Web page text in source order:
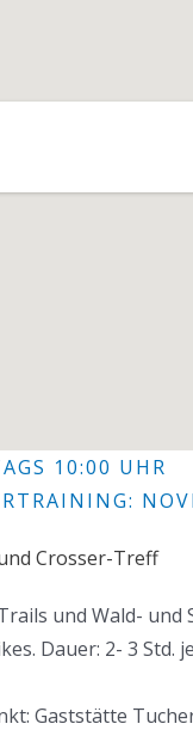
10:00 UHR
Crosser-Treff
und Wald-
Dauer: 2- 3 Std.
Gaststätte